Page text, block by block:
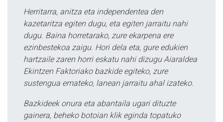
Herritarra, anitza eta independentea den
kazetaritza egiten dugu, eta egiten jarraitu nahi
dugu. Baina horretarako, zure ekarpena ere
ezinbestekoa zaigu. Hori dela eta, gure edukien
hartzaile zaren horri eskatu nahi dizugu Aiaraldea
Ekintzen Faktoriako bazkide egiteko, zure
sustengua emateko, lanean jarraitu ahal izateko.
Bazkideek onura eta abantaila ugari dituzte
gainera, beheko botoian klik eginda topatuko